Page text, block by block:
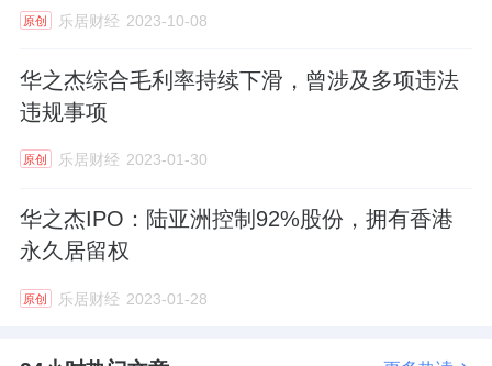
原创 乐居财经 2023-10-08
华之杰综合毛利率持续下滑，曾涉及多项违法
违规事项
原创 乐居财经 2023-01-30
华之杰IPO：陆亚洲控制92%股份，拥有香港
永久居留权
原创 乐居财经 2023-01-28